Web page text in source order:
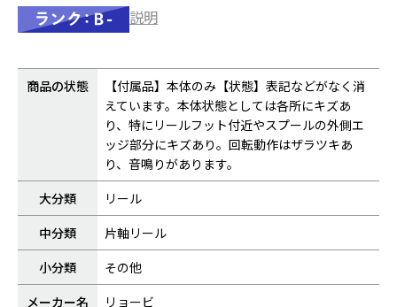
説明
商品の状態
【付属品】本体のみ【状態】表記などがなく消
えています。本体状態としては各所にキズあ
り、特にリールフット付近やスプールの外側エ
ッジ部分にキズあり。回転動作はザラツキあ
り、音鳴りがあります。
大分類
リール
中分類
片軸リール
小分類
その他
メーカー名
リョービ